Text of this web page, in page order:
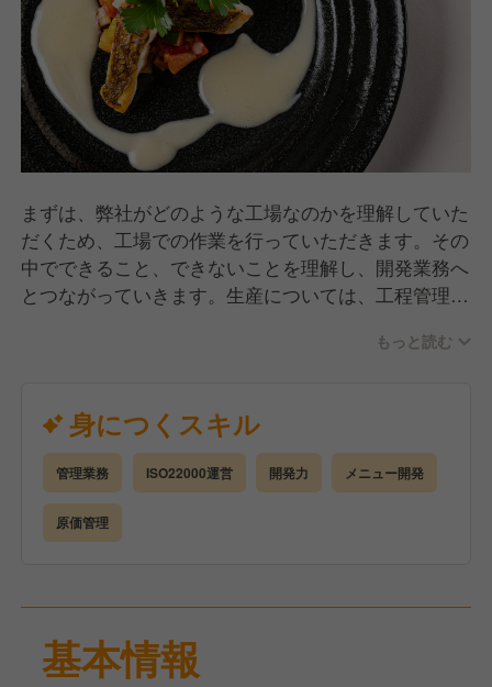
まずは、弊社がどのような工場なのかを理解していた
だくため、工場での作業を行っていただきます。その
中でできること、できないことを理解し、開発業務へ
とつながっていきます。生産については、工程管理、
スやスープの開発、テリーヌ、パテなど原料から加工
もっと読む
身につくスキル
管理業務 ISO22000運営 開発力 メニュー開発
原価管理
基本情報